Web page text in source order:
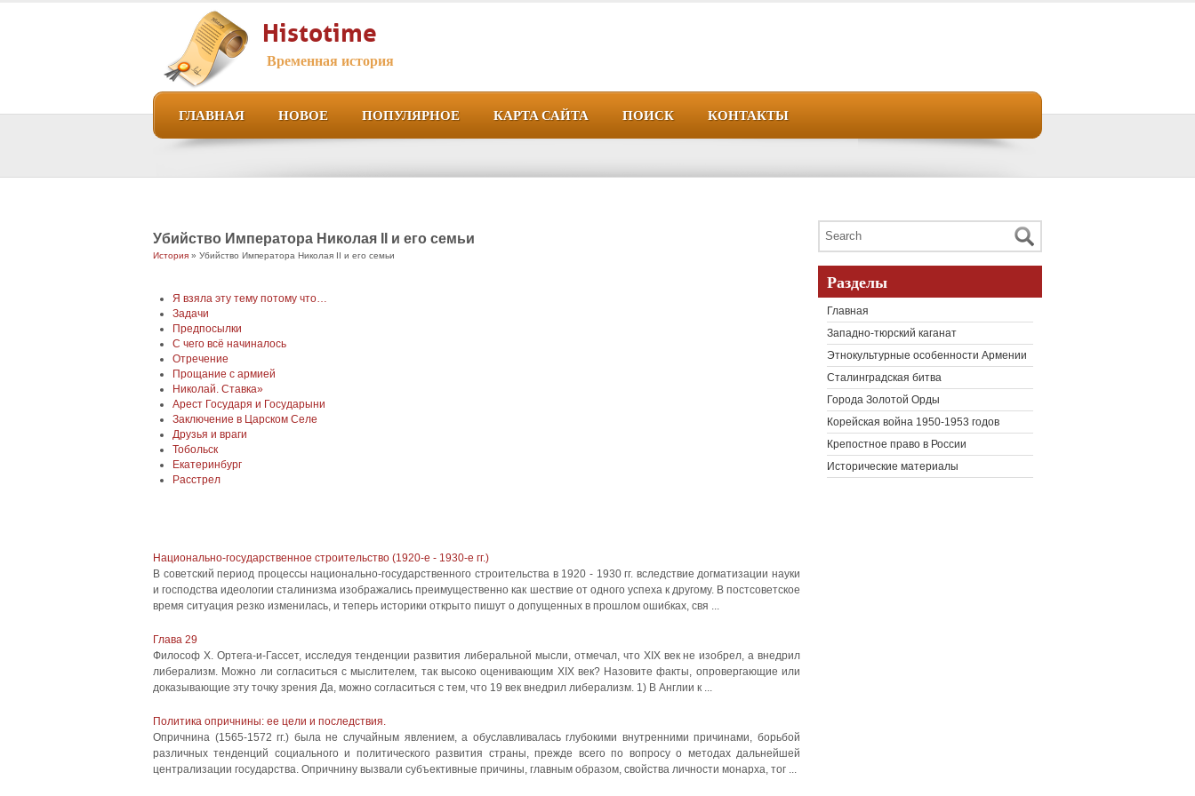
Histotime
Временная история
ГЛАВНАЯ НОВОЕ ПОПУЛЯРНОЕ КАРТА САЙТА ПОИСК КОНТАКТЫ
Убийство Императора Николая II и его семьи
История » Убийство Императора Николая II и его семьи
Я взяла эту тему потому что…
Задачи
Предпосылки
С чего всё начиналось
Отречение
Прощание с армией
Николай. Ставка»
Арест Государя и Государыни
Заключение в Царском Селе
Друзья и враги
Тобольск
Екатеринбург
Расстрел
Национально-государственное строительство (1920-е - 1930-е гг.)
В советский период процессы национально-государственного строительства в 1920 - 1930 гг. вследствие догматизации науки
и господства идеологии сталинизма изображались преимущественно как шествие от одного успеха к другому. В постсоветское
время ситуация резко изменилась, и теперь историки открыто пишут о допущенных в прошлом ошибках, свя ...
Глава 29
Философ Х. Ортега-и-Гассет, исследуя тенденции развития либеральной мысли, отмечал, что XIX век не изобрел, а внедрил
либерализм. Можно ли согласиться с мыслителем, так высоко оценивающим XIX век? Назовите факты, опровергающие или
доказывающие эту точку зрения Да, можно согласиться с тем, что 19 век внедрил либерализм. 1) В Англии к ...
Политика опричнины: ее цели и последствия.
Опричнина (1565-1572 гг.) была не случайным явлением, а обуславливалась глубокими внутренними причинами, борьбой
различных тенденций социального и политического развития страны, прежде всего по вопросу о методах дальнейшей
централизации государства. Опричнину вызвали субъективные причины, главным образом, свойства личности монарха, тог ...
Разделы
Главная
Западно-тюрский каганат
Этнокультурные особенности Армении
Сталинградская битва
Города Золотой Орды
Корейская война 1950-1953 годов
Крепостное право в России
Исторические материалы